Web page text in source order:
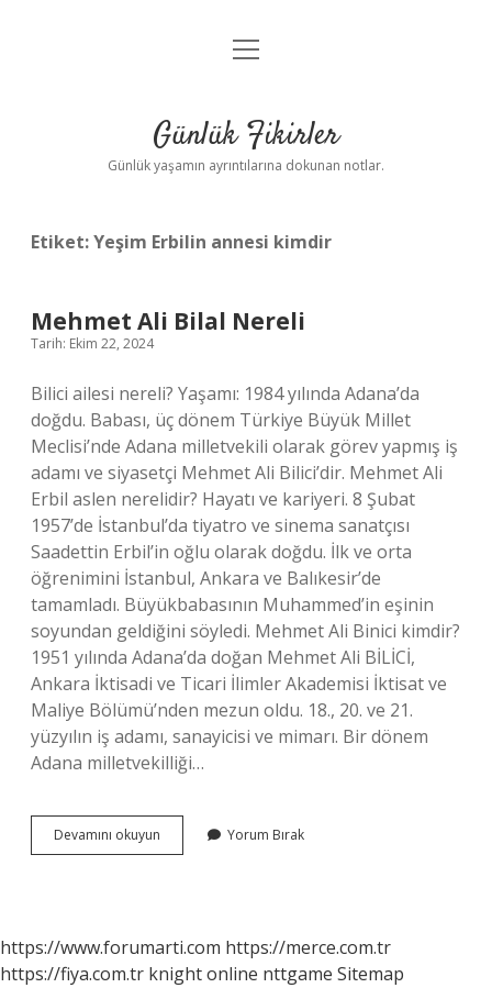
Anasayfa
Yasal Uyarı
menüyü
Günlük Fikirler
Günlük yaşamın ayrıntılarına dokunan notlar.
Etiket:Yeşim Erbilin annesi kimdir
Mehmet Ali Bilal Nereli
Tarih: Ekim 22, 2024
Bilici ailesi nereli? Yaşamı: 1984 yılında Adana’da
doğdu. Babası, üç dönem Türkiye Büyük Millet
Meclisi’nde Adana milletvekili olarak görev yapmış iş
adamı ve siyasetçi Mehmet Ali Bilici’dir. Mehmet Ali
Erbil aslen nerelidir? Hayatı ve kariyeri. 8 Şubat
1957’de İstanbul’da tiyatro ve sinema sanatçısı
Saadettin Erbil’in oğlu olarak doğdu. İlk ve orta
öğrenimini İstanbul, Ankara ve Balıkesir’de
tamamladı. Büyükbabasının Muhammed’in eşinin
soyundan geldiğini söyledi. Mehmet Ali Binici kimdir?
1951 yılında Adana’da doğan Mehmet Ali BİLİCİ,
Ankara İktisadi ve Ticari İlimler Akademisi İktisat ve
Maliye Bölümü’nden mezun oldu. 18., 20. ve 21.
yüzyılın iş adamı, sanayicisi ve mimarı. Bir dönem
Adana milletvekilliği…
Devamını okuyun Mehmet
Ali
Yorum Bırak
https://www.forumarti.com https://merce.com.tr
https://fiya.com.tr knight online nttgame Sitemap